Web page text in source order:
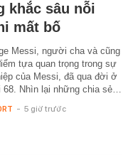
khắc sâu nỗi
mất bố
Messi, người cha và cũng
tựa quan trọng trong sự
của Messi, đã qua đời ở
68. Nhìn lại những chia sẻ…
- 5 giờ trước